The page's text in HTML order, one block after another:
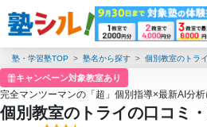
塾・学習塾TOP 塾名から探す 個別教室のトライ
キャンペーン対象教室あり
完全マンツーマンの「超」個別指導×最新AI分
個別教室のトライの口コミ